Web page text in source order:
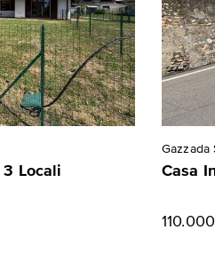
Locali
Gazzada
Casa